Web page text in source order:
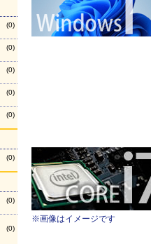
(0)
(0)
(0)
(0)
(0)
(0)
(0)
(0)
※画像はイメージです